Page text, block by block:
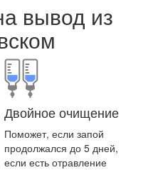
вывод из
Двойное очищение
Поможет, если запой
продолжался до 5 дней,
если есть отравление